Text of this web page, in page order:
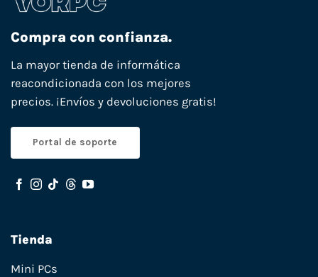
Compra con confianza.
La mayor tienda de informática
reacondicionada con los mejores
precios. ¡Envíos y devoluciones gratis!
Portal de soporte
Tienda
Mini PCs